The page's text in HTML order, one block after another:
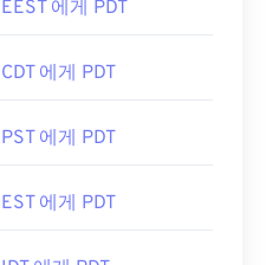
EEST 에게 PDT
CDT 에게 PDT
PST 에게 PDT
EST 에게 PDT